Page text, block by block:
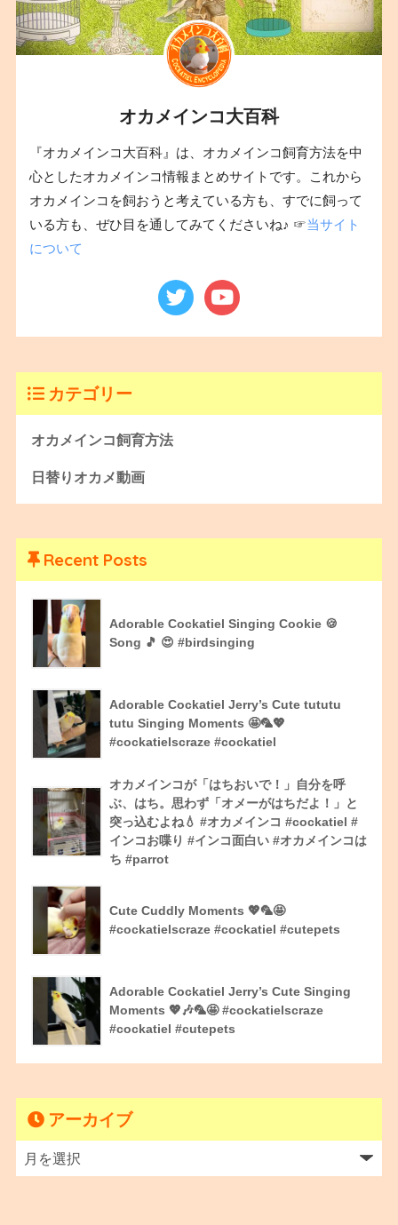
オカメインコ大百科
『オカメインコ大百科』は、オカメインコ飼育方法を中
心としたオカメインコ情報まとめサイトです。これから
オカメインコを飼おうと考えている方も、すでに飼って
いる方も、ぜひ目を通してみてくださいね♪ ☞当サイト
について
カテゴリー
オカメインコ飼育方法
日替りオカメ動画
Recent Posts
Adorable Cockatiel Singing Cookie 🍪
Song 🎵 😍 #birdsinging
Adorable Cockatiel Jerry’s Cute tututu
tutu Singing Moments 🤩🦜💖
#cockatielscraze #cockatiel
オカメインコが「はちおいで！」自分を呼
ぶ、はち。思わず「オメーがはちだよ！」と
突っ込むよね💧 #オカメインコ #cockatiel #
インコお喋り #インコ面白い #オカメインコは
ち #parrot
Cute Cuddly Moments 💖🦜🤩
#cockatielscraze #cockatiel #cutepets
Adorable Cockatiel Jerry’s Cute Singing
Moments 💖🎶🦜🤩 #cockatielscraze
#cockatiel #cutepets
アーカイブ